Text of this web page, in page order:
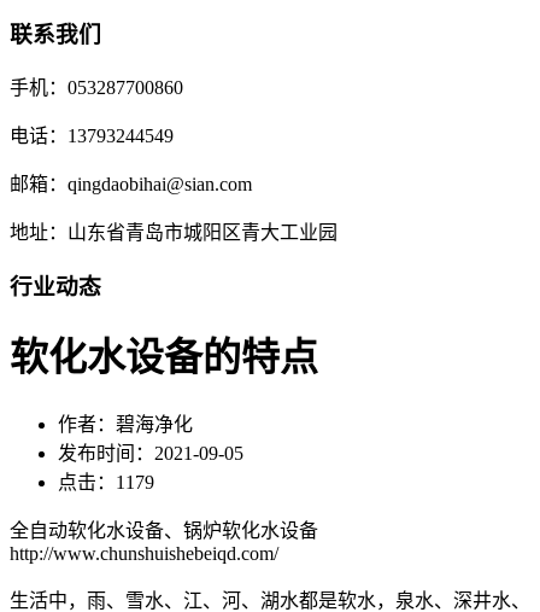
联系我们
手机：053287700860
电话：13793244549
邮箱：qingdaobihai@sian.com
地址：山东省青岛市城阳区青大工业园
行业动态
软化水设备的特点
作者：碧海净化
发布时间：2021-09-05
点击：1179
全自动软化水设备、锅炉软化水设备
http://www.chunshuishebeiqd.com/
生活中，雨、雪水、江、河、湖水都是软水，泉水、深井水、